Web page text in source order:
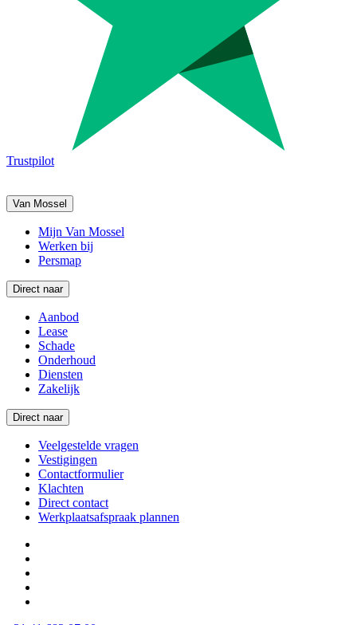
Trustpilot
Van Mossel
Mijn Van Mossel
Werken bij
Persmap
Direct naar
Aanbod
Lease
Schade
Onderhoud
Diensten
Zakelijk
Direct naar
Veelgestelde vragen
Vestigingen
Contactformulier
Klachten
Direct contact
Werkplaatsafspraak plannen